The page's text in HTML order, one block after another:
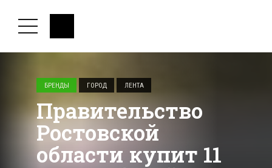
БРЕНДЫ ГОРОД ЛЕНТА
Правительство
Ростовской
области купит 11